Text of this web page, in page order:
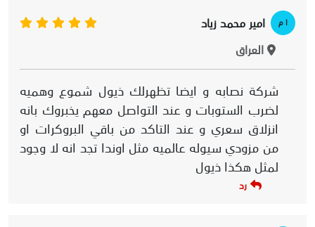
ا م
امير محمد زياد
العراق
شركة نصابه و ايضا تظهرلك ذيول شموع وهميه
لضرب الستوبات و عند التواصل معهم يخبروك بانه
انزلاق سعري و عند التاكد من باقي البروكرات او
من مزودي سيوله عالميه مثل اوندا تجد انه لا وجود
لمثل هكذا ذيول
رد